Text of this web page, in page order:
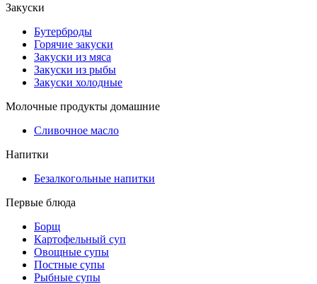
Закуски
Бутерброды
Горячие закуски
Закуски из мяса
Закуски из рыбы
Закуски холодные
Молочные продукты домашние
Сливочное масло
Напитки
Безалкогольные напитки
Первые блюда
Борщ
Картофельный суп
Овощные супы
Постные супы
Рыбные супы